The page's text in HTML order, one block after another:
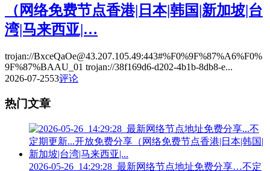
（网络免费节点香港|日本|韩国|新加坡|台
湾|马来西亚|…
trojan://BxceQaOe@43.207.105.49:443#%F0%9F%87%A6%F0%
9F%87%BAAU_01 trojan://38f169d6-d202-4b1b-8db8-e...
2026-07-2553评论
热门文章
2026-05-26_14:29:28_最新网络节点地址免费分享…不定